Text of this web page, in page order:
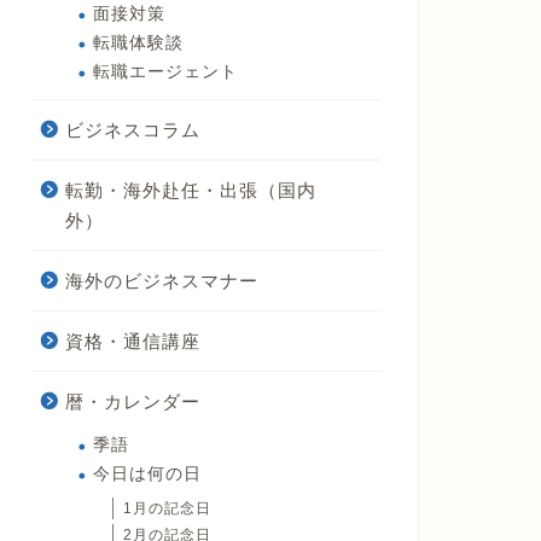
面接対策
転職体験談
転職エージェント
ビジネスコラム
転勤・海外赴任・出張（国内
外）
海外のビジネスマナー
資格・通信講座
暦・カレンダー
季語
今日は何の日
1月の記念日
2月の記念日